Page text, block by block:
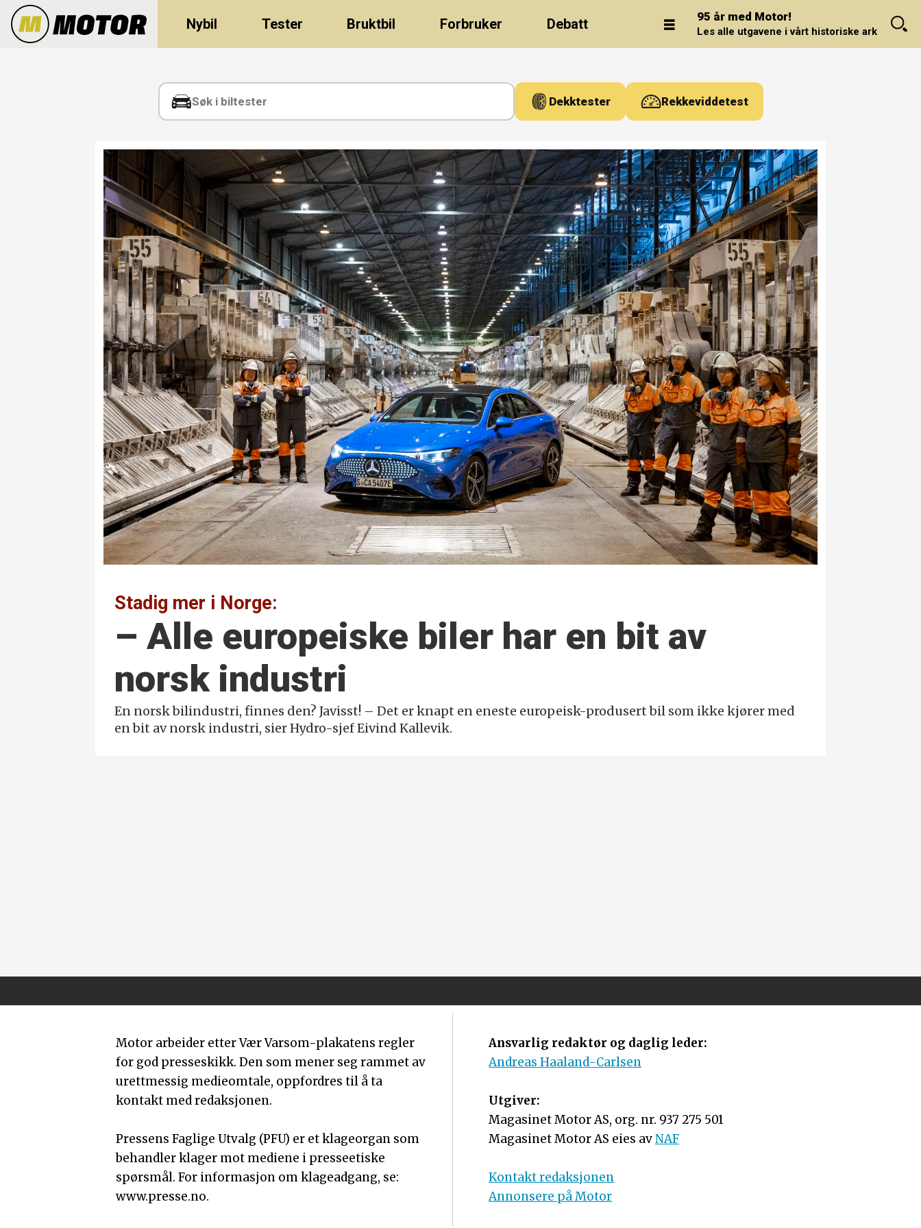
Nybil Tester Bruktbil Forbruker Debatt 95 år med Motor!
Les alle utgavene i vårt historiske arkiv.
Dekktester Rekkeviddetest
Stadig mer i Norge:
– Alle europeiske biler har en bit av
norsk industri
En norsk bilindustri, finnes den? Javisst! – Det er knapt en eneste europeisk-produsert bil som ikke kjører med
en bit av norsk industri, sier Hydro-sjef Eivind Kallevik.
Motor arbeider etter Vær Varsom-plakatens regler
for god presseskikk. Den som mener seg rammet av
urettmessig medieomtale, oppfordres til å ta
kontakt med redaksjonen.
Pressens Faglige Utvalg (PFU) er et klageorgan som
behandler klager mot mediene i presseetiske
spørsmål. For informasjon om klageadgang, se:
www.presse.no.
Ansvarlig redaktør og daglig leder:
Andreas Haaland-Carlsen
Utgiver:
Magasinet Motor AS, org. nr. 937 275 501
Magasinet Motor AS eies avNAF
Kontakt redaksjonen
Annonsere på Motor